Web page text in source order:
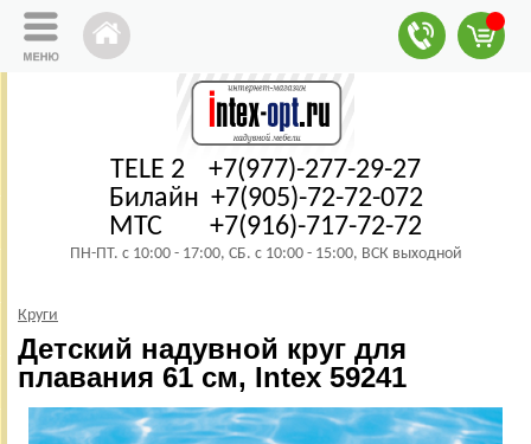
TELE 2 +7(977)-277-29-27
Билайн +7(905)-72-72-072
МТС +7(916)-717-72-72
ПН-ПТ. с 10:00 - 17:00, СБ. с 10:00 - 15:00, ВСК выходной
Круги
Детский надувной круг для
плавания 61 см, Intex 59241